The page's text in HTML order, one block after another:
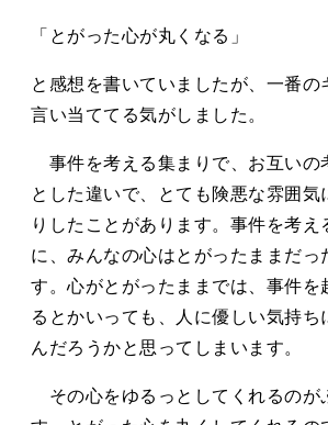
「とがった心が丸くなる」
と感想を書いていましたが、一番の
言い当ててる気がしました。
事件を考える集まりで、お互いの
とした違いで、とても険悪な雰囲気
りしたことがあります。事件を考え
に、みんなの心はとがったままだっ
す。心がとがったままでは、事件を
るとかいっても、人に優しい気持ち
んだろうかと思ってしまいます。
その心をゆるっとしてくれるのが